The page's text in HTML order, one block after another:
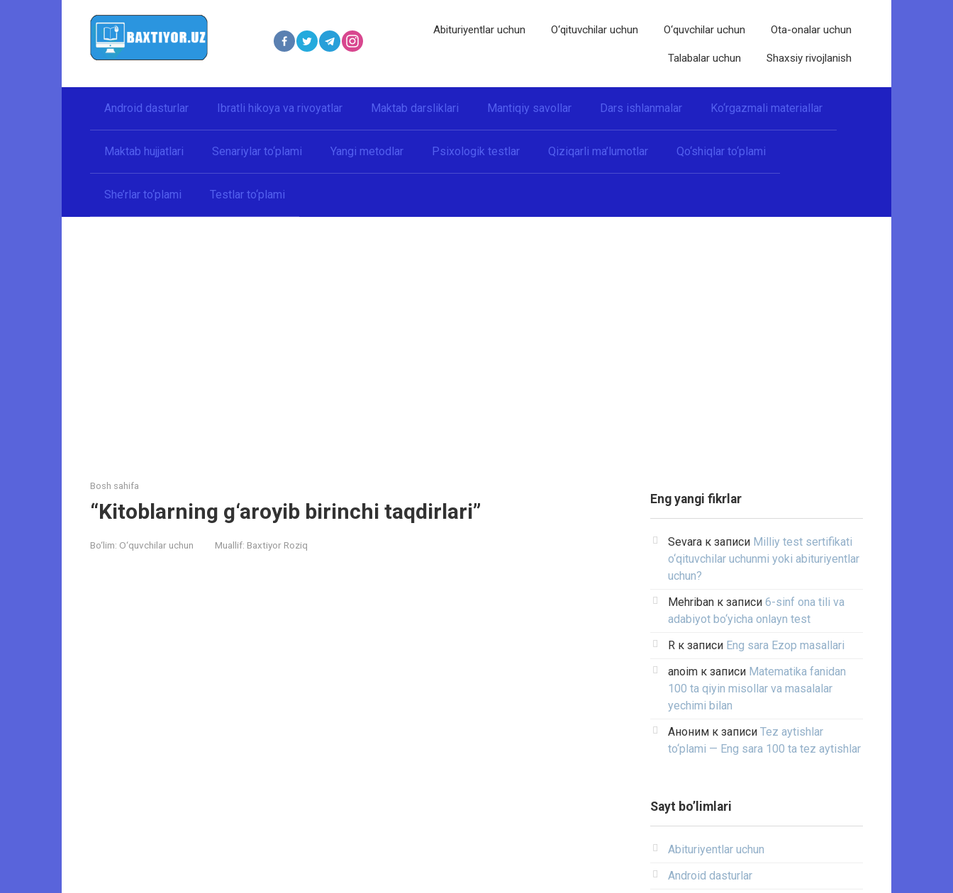
Abituriyentlar uchun O‘qituvchilar uchun O‘quvchilar uchun Ota-onalar uchun
Talabalar uchun Shaxsiy rivojlanish
Android dasturlar Ibratli hikoya va rivoyatlar Maktab darsliklari Mantiqiy savollar Dars ishlanmalar Ko‘rgazmali materiallar
Maktab hujjatlari Senariylar to‘plami Yangi metodlar Psixologik testlar Qiziqarli ma’lumotlar Qo‘shiqlar to‘plami
She’rlar to‘plami Testlar to‘plami
Bosh sahifa
“Kitoblarning g‘aroyib birinchi taqdirlari”
Bo‘lim: O‘quvchilar uchun Muallif: Baxtiyor Roziq
Eng yangi fikrlar
Sevara к записи Milliy test sertifikati
o‘qituvchilar uchunmi yoki abituriyentlar
uchun?
Mehriban к записи 6-sinf ona tili va
adabiyot bo‘yicha onlayn test
R к записи Eng sara Ezop masallari
anoim к записи Matematika fanidan
100 ta qiyin misollar va masalalar
yechimi bilan
Аноним к записи Tez aytishlar
to‘plami — Eng sara 100 ta tez aytishlar
Sayt bo’limlari
Abituriyentlar uchun
Android dasturlar